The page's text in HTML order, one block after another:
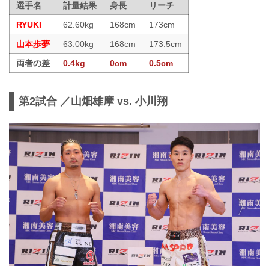
選手名 計量結果 身長
リーチ
RYUKI
62.60kg 168cm
173cm
山本歩夢
63.00kg 168cm
173.5cm
両者の差
0.4kg 0cm 0.5cm
第2試合 ／山畑雄摩 vs. 小川翔